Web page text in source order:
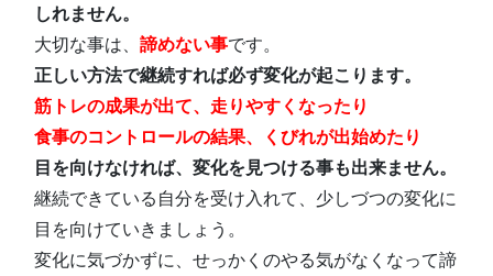
しれません。
大切な事は、 諦めない事です。
正しい方法で継続すれば必ず変化が起こります。
筋トレの成果が出て、走りやすくなったり
食事のコントロールの結果、くびれが出始めたり
目を向けなければ、変化を見つける事も出来ません。
継続できている自分を受け入れて、少しづつの変化に
目を向けていきましょう。
変化に気づかずに、せっかくのやる気がなくなって諦